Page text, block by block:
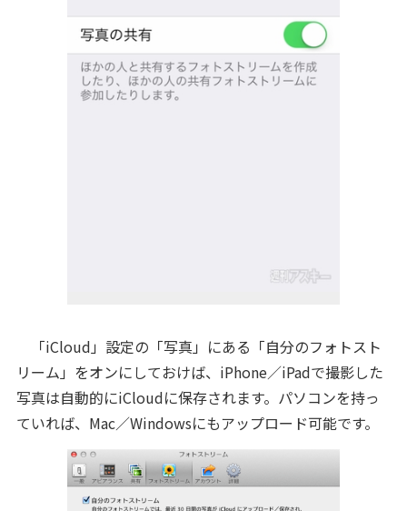
「iCloud」設定の「写真」にある「自分のフォトスト
リーム」をオンにしておけば、iPhone／iPadで撮影した
写真は自動的にiCloudに保存されます。パソコンを持っ
ていれば、Mac／Windowsにもアップロード可能です。